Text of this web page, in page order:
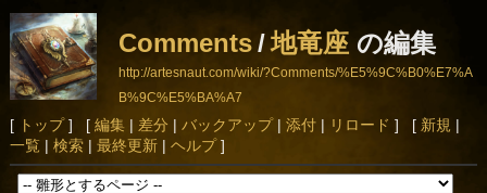
Comments/地竜座の編集
http://artesnaut.com/wiki/?Comments/%E5%9C%B0%E7%A
B%9C%E5%BA%A7
[ トップ] [ 編集| 差分 | バックアップ| 添付| リロード ] [ 新規 |
一覧| 検索| 最終更新| ヘルプ]